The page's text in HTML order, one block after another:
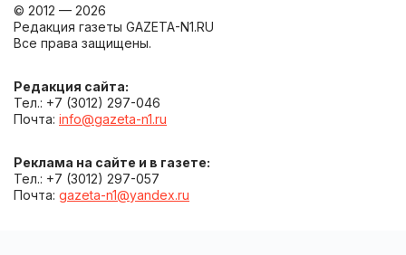
© 2012 — 2026
Редакция газеты GAZETA-N1.RU
Все права защищены.
Редакция сайта:
Тел.: +7 (3012) 297-046
Почта: info@gazeta-n1.ru
Реклама на сайте и в газете:
Тел.: +7 (3012) 297-057
Почта: gazeta-n1@yandex.ru